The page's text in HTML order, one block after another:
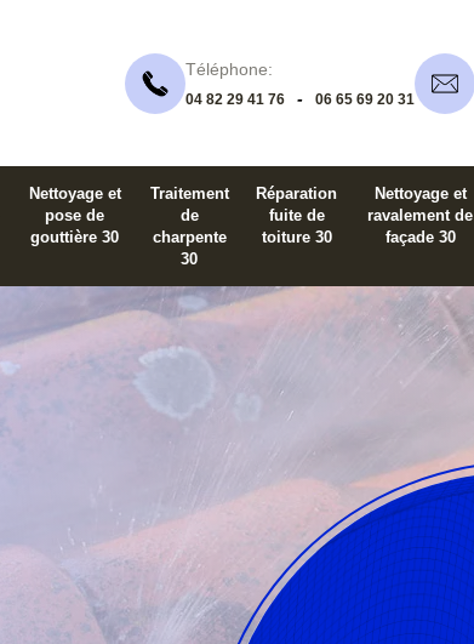
Téléphone:
04 82 29 41 76 - 06 65 69 20 31
Nettoyage et
pose de
gouttière 30
Traitement
de
charpente
30
Réparation
fuite de
toiture 30
Nettoyage et
ravalement de
façade 30